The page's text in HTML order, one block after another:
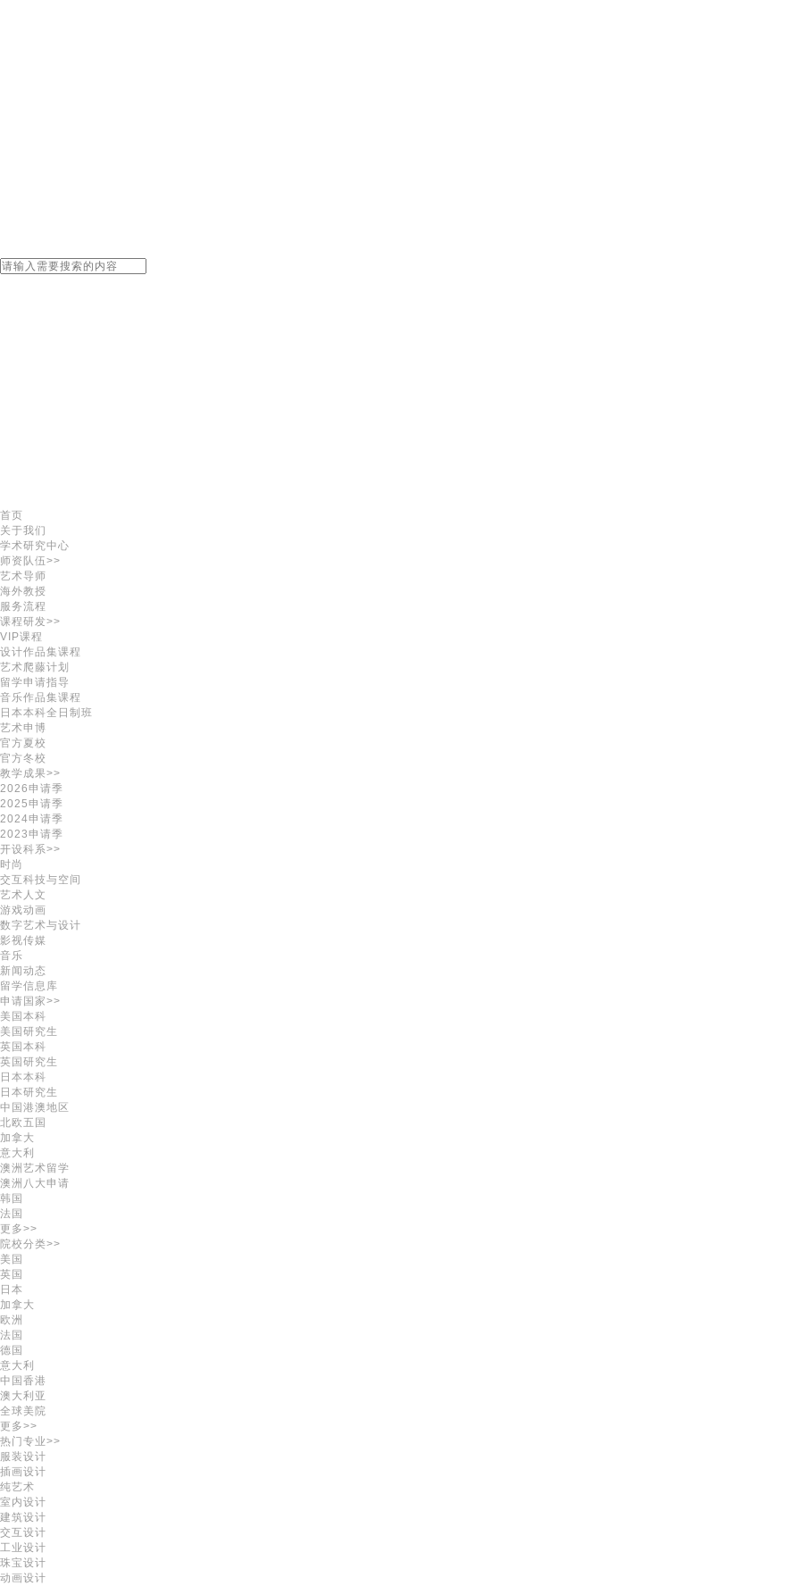
首页
关于我们
学术研究中心
师资队伍>>
艺术导师
海外教授
服务流程
课程研发>>
VIP课程
设计作品集课程
艺术爬藤计划
留学申请指导
音乐作品集课程
日本本科全日制班
艺术申博
官方夏校
官方冬校
教学成果>>
2026申请季
2025申请季
2024申请季
2023申请季
开设科系>>
时尚
交互科技与空间
艺术人文
游戏动画
数字艺术与设计
影视传媒
音乐
新闻动态
留学信息库
申请国家>>
美国本科
美国研究生
英国本科
英国研究生
日本本科
日本研究生
中国港澳地区
北欧五国
加拿大
意大利
澳洲艺术留学
澳洲八大申请
韩国
法国
更多>>
院校分类>>
美国
英国
日本
加拿大
欧洲
法国
德国
意大利
中国香港
澳大利亚
全球美院
更多>>
热门专业>>
服装设计
插画设计
纯艺术
室内设计
建筑设计
交互设计
工业设计
珠宝设计
动画设计